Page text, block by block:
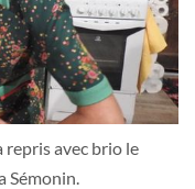
repris avec brio le
Sémonin.